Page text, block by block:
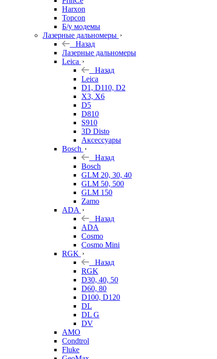
Harxon
Topcon
Б/у модемы
Лазерные дальномеры
Назад
Лазерные дальномеры
Leica
Назад
Leica
D1, D110, D2
X3, X6
D5
D810
S910
3D Disto
Аксессуары
Bosch
Назад
Bosch
GLM 20, 30, 40
GLM 50, 500
GLM 150
Zamo
ADA
Назад
ADA
Cosmo
Cosmo Mini
RGK
Назад
RGK
D30, 40, 50
D60, 80
D100, D120
DL
DL G
DV
AMO
Condtrol
Fluke